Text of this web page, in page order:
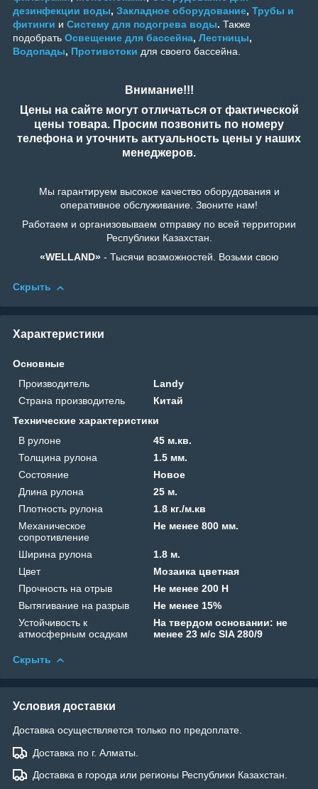
дезинфекции воды, Закладное оборудование, Трубы и
фитинги и Систему для подогрева воды. Также
подобрать Освещение для бассейна, Лестницы,
Водопады, Противотоки для своего бассейна.
Внимание!!!
Цены на сайте могут отличаться от фактической
цены товара. Просим позвонить по номеру
телефона и уточнить актуальность цены у наших
менеджеров.
Мы гарантируем высокое качество оборудования и
оперативное обслуживание. Звоните нам!
Работаем и организовываем отправку по всей территории
Республики Казахстан.
«WELLAND»- Тысячи возможностей. Возьми свою
Скрыть
Характеристики
Основные
Производитель
Landy
Страна производитель
Китай
Технические характеристики
В рулоне
45 м.кв.
Толщина рулона
1.5 мм.
Состояние
Новое
Длина рулона
25 м.
Плотность рулона
1.8 кг./м.кв
Механическое
сопротивление
Не менее 800 мм.
Ширина рулона
1.8 м.
Цвет
Мозаика цветная
Прочность на отрыв
Не менее 200 Н
Вытягивание на разрыв
Не менее 15%
Устойчивость к
атмосферным осадкам
На твердом основании: не
менее 23 м/с SIA 280/9
Скрыть
Условия доставки
Доставка осуществляется только по предоплате.
Доставка по г. Алматы.
Доставка в города или регионы Республики Казахстан.